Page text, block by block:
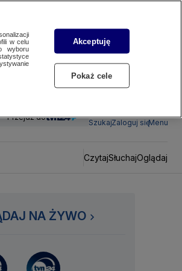
Przejdź do
SzukajZaloguj sięMenu
CzytajSłuchajOglądaj
NA ŻYWO
w celu
wyboru
Akceptuję
Pokaż cele